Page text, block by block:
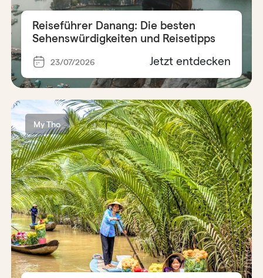
Reiseführer Danang: Die besten
Sehenswürdigkeiten und Reisetipps
23/07/2026 Jetzt entdecken
My Tho